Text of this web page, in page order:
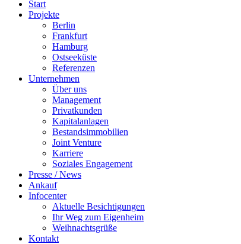
Start
Projekte
Berlin
Frankfurt
Hamburg
Ostseeküste
Referenzen
Unternehmen
Über uns
Management
Privatkunden
Kapitalanlagen
Bestandsimmobilien
Joint Venture
Karriere
Soziales Engagement
Presse / News
Ankauf
Infocenter
Aktuelle Besichtigungen
Ihr Weg zum Eigenheim
Weihnachtsgrüße
Kontakt